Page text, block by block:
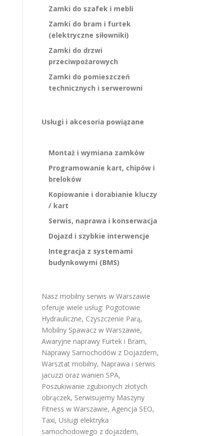
Zamki do szafek i mebli
Zamki do bram i furtek
(elektryczne siłowniki)
Zamki do drzwi
przeciwpożarowych
Zamki do pomieszczeń
technicznych i serwerowni
Usługi i akcesoria powiązane
Montaż i wymiana zamków
Programowanie kart, chipów i
breloków
Kopiowanie i dorabianie kluczy
/ kart
Serwis, naprawa i konserwacja
Dojazd i szybkie interwencje
Integracja z systemami
budynkowymi (BMS)
Nasz mobilny serwis w Warszawie
oferuje wiele usług: Pogotowie
Hydrauliczne, Czyszczenie Parą,
Mobilny Spawacz w Warszawie,
Awaryjne naprawy Furtek i Bram,
Naprawy Samochodów z Dojazdem,
Warsztat mobilny, Naprawa i serwis
jacuzzi oraz wanien SPA,
Poszukiwanie zgubionych złotych
obrączek, Serwisujemy Maszyny
Fitness w Warszawie, Agencja SEO,
Taxi, Usługi elektryka
samochodowego z dojazdem,